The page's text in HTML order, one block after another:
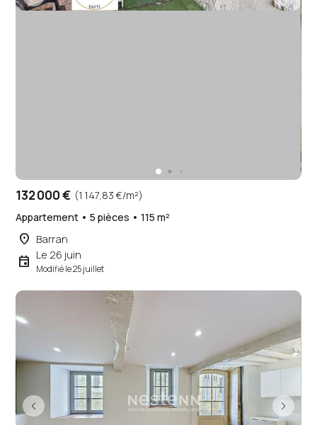
132 000 € (1 147,83 €/m²)
Appartement • 5 pièces • 115 m²
place Barran
event Le 26 juin
Modifié le 25 juillet